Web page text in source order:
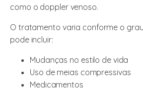
como o doppler venoso.
O tratamento varia conforme o
pode incluir:
Mudanças no estilo de vida
Uso de meias compressivas
Medicamentos